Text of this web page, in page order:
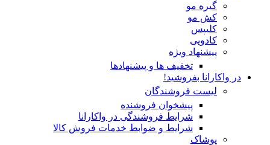
گیره مو
کش مو
کلیپس
کادویی
پیشنهاد ویژه
تخفیف ها و پیشنهادها
در واکارانا بفروشید!
لیست فروشندگان
پیشخوان فروشنده
شرایط فروشندگی در واکارانا
شرایط و ضوابط خدمات فروش کالا
پوشاک